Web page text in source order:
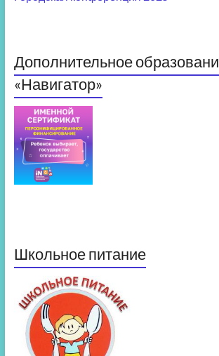
Дополнительное
«Навигатор»
Школьное питание